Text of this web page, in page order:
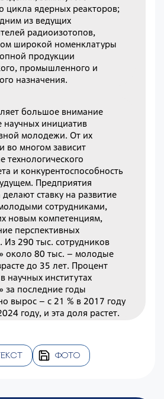
цикла ядерных реакторов;
из ведущих
радиоизотопов,
широкой номенклатуры
продукции
промышленного и
назначения.
большое внимание
научных инициатив
молодежи. От их
во многом зависит
технологического
и конкурентоспособность
Предприятия
делают ставку на развитие
сотрудниками,
новым компетенциям,
перспективных
Из 290 тыс. сотрудников
около 80 тыс. – молодые
до 35 лет. Процент
научных институтах
за последние годы
вырос – с 21 % в 2017 году
году, и эта доля растет.
ФОТО